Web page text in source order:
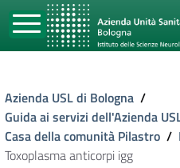
Azienda USL di Bologna /
Guida ai servizi dell'Azienda
Casa della comunità Pilastro /
Toxoplasma anticorpi igg